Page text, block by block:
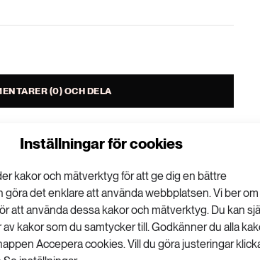
Inställningar för cookies
kakor och mätverktyg för att ge dig en bättre
göra det enklare att använda webbplatsen. Vi ber om
att använda dessa kakor och mätverktyg. Du kan
av kakor som du samtycker till. Godkänner du alla
Accepera cookies. Vill du göra justeringar
(0) OCH DELA
få